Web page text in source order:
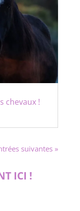
chevaux !
suivantes »
ICI !